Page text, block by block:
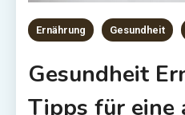
Ernährung Gesundheit
Gesundheit
Tipps für eine